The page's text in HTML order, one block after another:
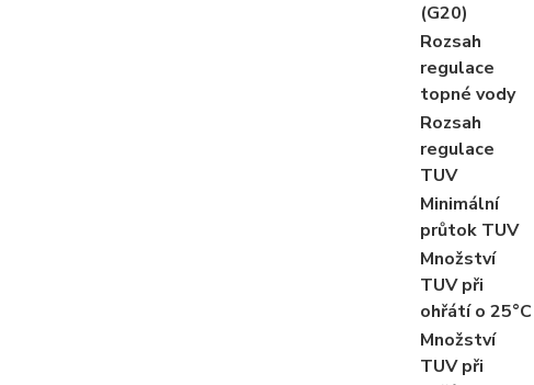
(G20)
Rozsah
regulace
topné vody
Rozsah
regulace
TUV
Minimální
průtok TUV
Množství
TUV při
ohřátí o 25°C
Množství
TUV při